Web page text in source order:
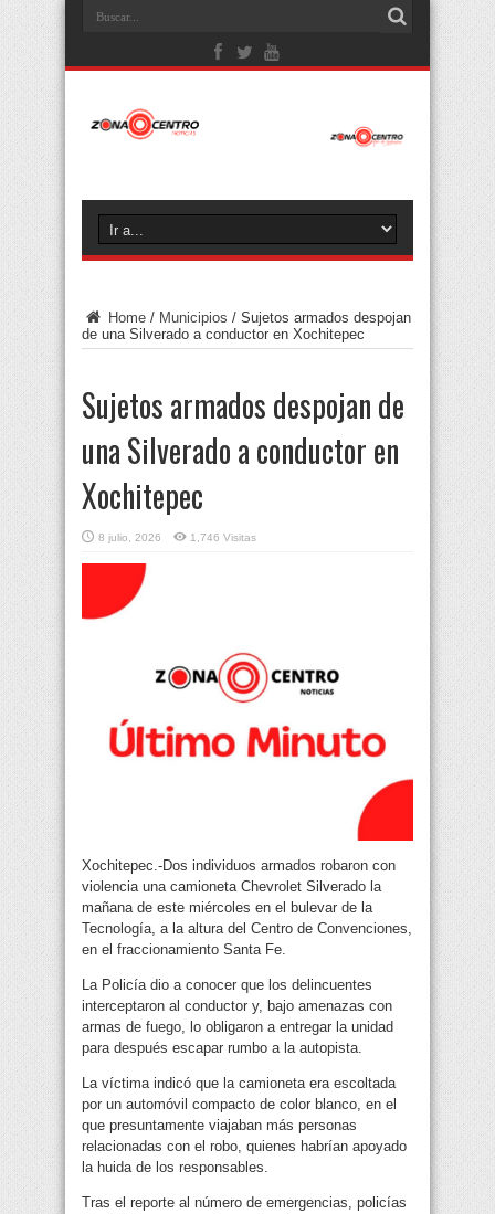
Home / Municipios / Sujetos armados despojan
de una Silverado a conductor en Xochitepec
Sujetos armados despojan de
una Silverado a conductor en
Xochitepec
8 julio, 2026 1,746 Visitas
Xochitepec.-Dos individuos armados robaron con
violencia una camioneta Chevrolet Silverado la
mañana de este miércoles en el bulevar de la
Tecnología, a la altura del Centro de Convenciones,
en el fraccionamiento Santa Fe.
La Policía dio a conocer que los delincuentes
interceptaron al conductor y, bajo amenazas con
armas de fuego, lo obligaron a entregar la unidad
para después escapar rumbo a la autopista.
La víctima indicó que la camioneta era escoltada
por un automóvil compacto de color blanco, en el
que presuntamente viajaban más personas
relacionadas con el robo, quienes habrían apoyado
la huida de los responsables.
Tras el reporte al número de emergencias, policías